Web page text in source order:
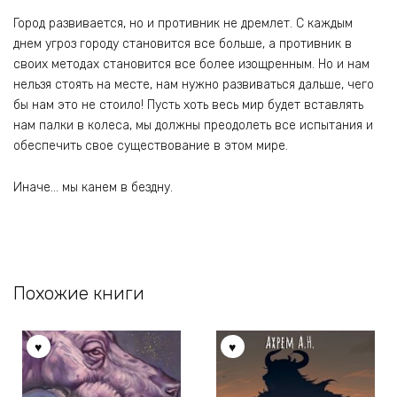
Город развивается, но и противник не дремлет. С каждым
днем угроз городу становится все больше, а противник в
своих методах становится все более изощренным. Но и нам
нельзя стоять на месте, нам нужно развиваться дальше, чего
бы нам это не стоило! Пусть хоть весь мир будет вставлять
нам палки в колеса, мы должны преодолеть все испытания и
обеспечить свое существование в этом мире.
Иначе… мы канем в бездну.
Похожие книги